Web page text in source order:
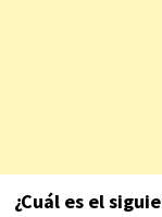
¿Cuál es el